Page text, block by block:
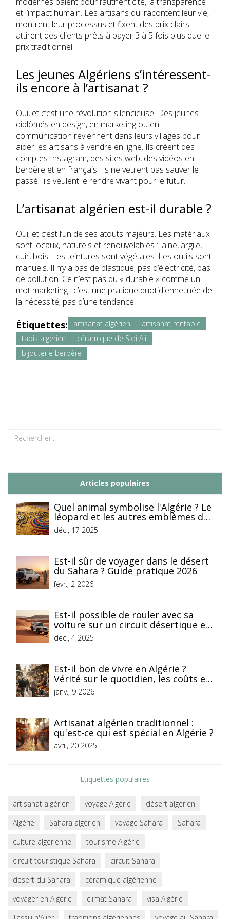
et l’impact humain. Les artisans qui racontent leur vie,
montrent leur processus et fixent des prix clairs
attirent des clients prêts à payer 3 à 5 fois plus que le
prix traditionnel.
Les jeunes Algériens s’intéressent-
ils encore à l’artisanat ?
Oui, et c’est une révolution silencieuse. Des jeunes
diplômés en design, en marketing ou en
communication reviennent dans leurs villages pour
aider les artisans à vendre en ligne. Ils créent des
comptes Instagram, des sites web, des vidéos en
berbère et en français. Ils ne veulent pas sauver le
passé : ils veulent le rendre vivant pour le futur.
L’artisanat algérien est-il durable ?
Oui, et c’est l’un de ses atouts majeurs. Les matériaux
sont locaux, naturels et renouvelables : laine, argile,
cuir, bois. Les teintures sont végétales. Les outils sont
manuels. Il n’y a pas de plastique, pas d’électricité, pas
de pollution. Ce n’est pas du « durable » comme un
mot marketing : c’est une pratique quotidienne, née de
la nécessité, pas d’une tendance.
Étiquettes: artisanat algérien
artisanat rentable
tapis algérien
céramique de Sidi Ali
bijouterie berbère
Articles populaires
Quel animal symbolise l'Algérie ? Le
léopard et les autres emblèmes de
l'identité nationale
déc., 17 2025
Est-il sûr de voyager dans le désert
du Sahara ? Guide pratique 2026
févr., 2 2026
Est-il possible de rouler avec sa
voiture sur un circuit désertique en
Algérie ?
déc., 4 2025
Est-il bon de vivre en Algérie ?
Vérité sur le quotidien, les coûts et
la vie culturelle
janv., 9 2026
Artisanat algérien traditionnel :
qu'est-ce qui est spécial en Algérie ?
avril, 20 2025
Etiquettes populaires
artisanat algérien voyage Algérie
désert algérien
Algérie
Sahara algérien voyage Sahara
Sahara
culture algérienne
tourisme Algérie
circuit touristique Sahara
circuit Sahara
désert du Sahara
céramique algérienne
voyager en Algérie
climat Sahara
visa Algérie